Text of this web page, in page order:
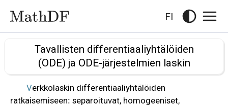
FI
Tavallisten differentiaaliyhtälöiden
(ODE) ja ODE-järjestelmien laskin
Verkkolaskin differentiaaliyhtälöiden
ratkaisemiseen: separoituvat, homogeeniset,